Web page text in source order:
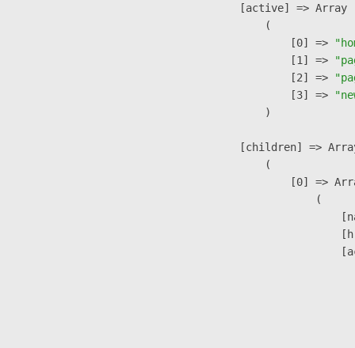
            [active] => Array
                (
                    [0] =>
                    [1] =>
                    [2] =>
                    [3] =>
                )
[children] =>
                (
[0] =>
                        (